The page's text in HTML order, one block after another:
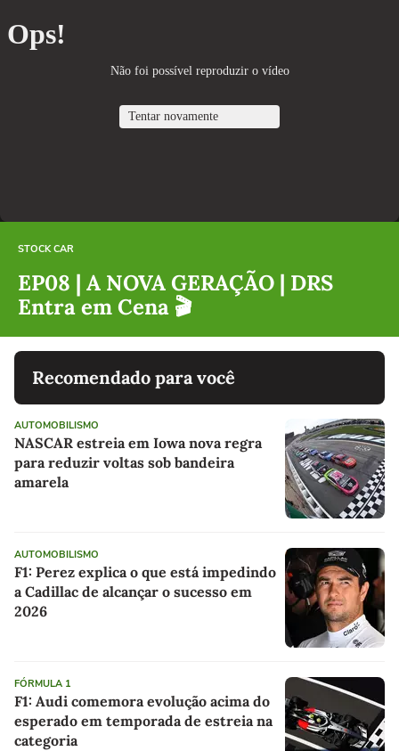
STOCK CAR
EP08 | A NOVA GERAÇÃO | DRS
Entra em Cena 🎬
Recomendado para você
AUTOMOBILISMO
NASCAR estreia em Iowa nova regra
para reduzir voltas sob bandeira
amarela
AUTOMOBILISMO
F1: Perez explica o que está impedindo
a Cadillac de alcançar o sucesso em
2026
FÓRMULA 1
F1: Audi comemora evolução acima do
esperado em temporada de estreia na
categoria